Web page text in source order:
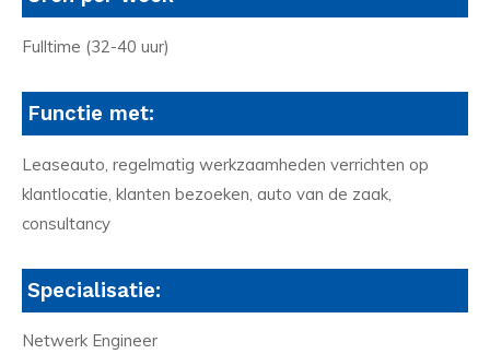
Fulltime (32-40 uur)
Functie met:
Leaseauto, regelmatig werkzaamheden verrichten op
klantlocatie, klanten bezoeken, auto van de zaak,
consultancy
Specialisatie:
Netwerk Engineer